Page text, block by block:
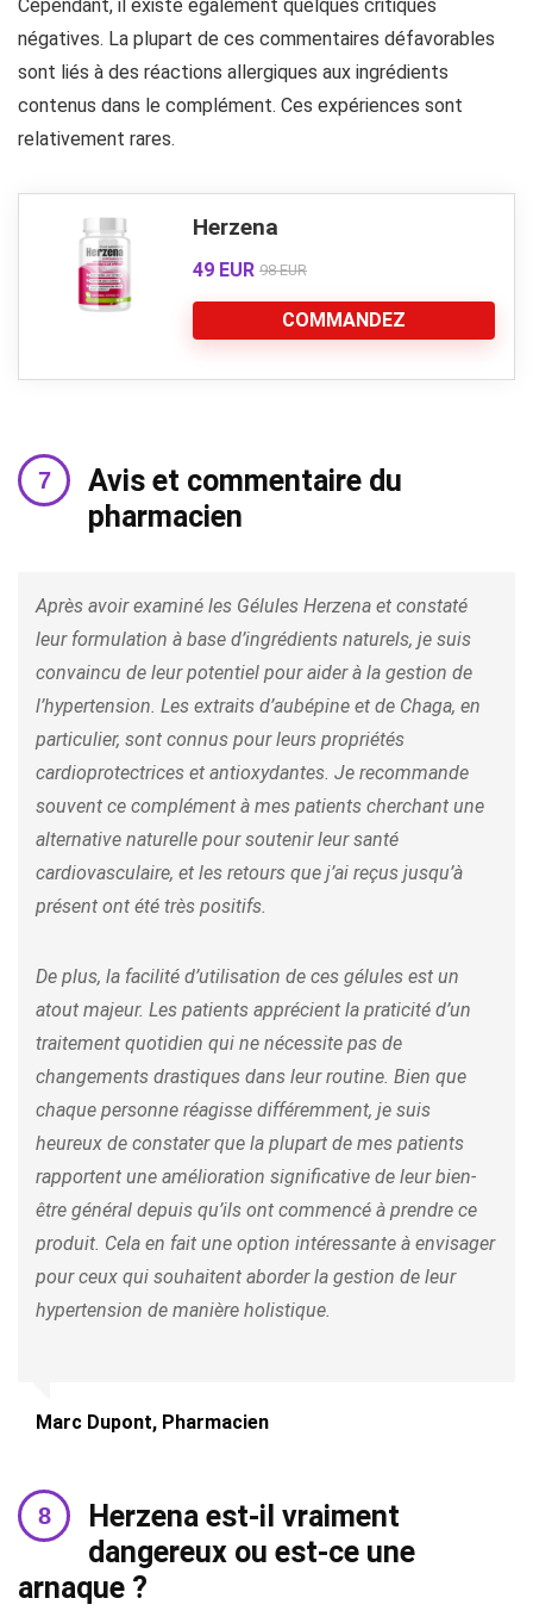
Cependant, il existe également quelques critiques
négatives. La plupart de ces commentaires défavorables
sont liés à des réactions allergiques aux ingrédients
contenus dans le complément. Ces expériences sont
relativement rares.
Herzena
49 EUR 98 EUR
COMMANDEZ
Avis et commentaire du
pharmacien
Après avoir examiné les Gélules Herzena et constaté
leur formulation à base d’ingrédients naturels, je suis
convaincu de leur potentiel pour aider à la gestion de
l’hypertension. Les extraits d’aubépine et de Chaga, en
particulier, sont connus pour leurs propriétés
cardioprotectrices et antioxydantes. Je recommande
souvent ce complément à mes patients cherchant une
alternative naturelle pour soutenir leur santé
cardiovasculaire, et les retours que j’ai reçus jusqu’à
présent ont été très positifs.
De plus, la facilité d’utilisation de ces gélules est un
atout majeur. Les patients apprécient la praticité d’un
traitement quotidien qui ne nécessite pas de
changements drastiques dans leur routine. Bien que
chaque personne réagisse différemment, je suis
heureux de constater que la plupart de mes patients
rapportent une amélioration significative de leur bien-
être général depuis qu’ils ont commencé à prendre ce
produit. Cela en fait une option intéressante à envisager
pour ceux qui souhaitent aborder la gestion de leur
hypertension de manière holistique.
Marc Dupont, Pharmacien
Herzena est-il vraiment
dangereux ou est-ce une
arnaque ?